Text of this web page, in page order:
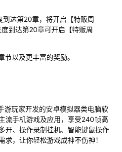
达第20章，将开启【特贩周
到达第20章可开启【特贩周
以及更丰富的奖励。
游玩家开发的安卓模拟器类电脑软
流手机游戏及应用，享受240帧高
开、操作录制挂机、智能键鼠操作
，让你轻松游戏成神不伤神！